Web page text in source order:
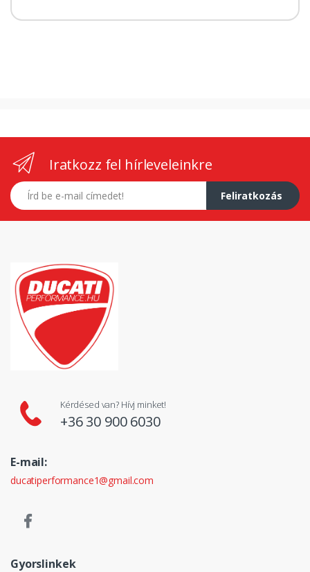
Iratkozz fel hírleveleinkre
E-mail címed
Feliratkozás
Kérdésed van? Hívj minket!
+36 30 900 6030
E-mail:
ducatiperformance1@gmail.com
Gyorslinkek